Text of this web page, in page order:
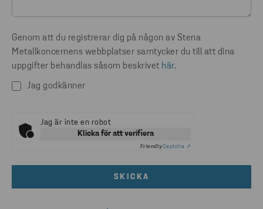
Genom att du registrerar dig på någon av Stena
Metallkoncernens webbplatser samtycker du till att dina
uppgifter behandlas såsom beskrivet här.
Jag godkänner
Jag är inte en robot
Klicka för att verifiera
FriendlyCaptcha ⇗
SKICKA